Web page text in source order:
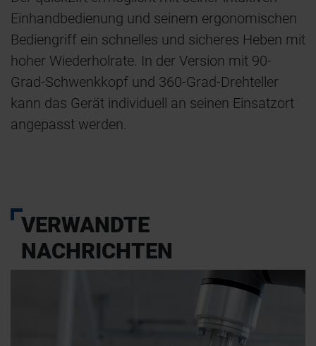
Einhandbedienung und seinem ergonomischen
Bediengriff ein schnelles und sicheres Heben mit
hoher Wiederholrate. In der Version mit 90-
Grad-Schwenkkopf und 360-Grad-Drehteller
kann das Gerät individuell an seinen Einsatzort
angepasst werden.
VERWANDTE
NACHRICHTEN